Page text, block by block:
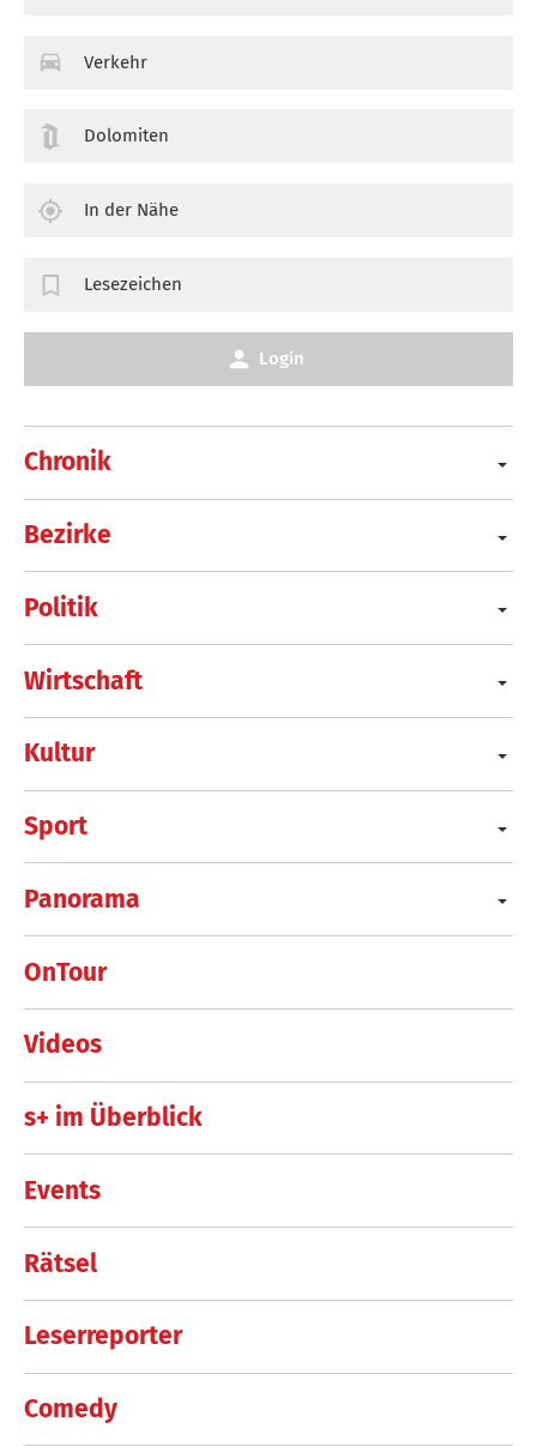
Chronik
Bezirke
Politik
Wirtschaft
Kultur
Sport
Panorama
OnTour
Videos
s+ im Überblick
Events
Rätsel
Leserreporter
Comedy
Verkehr
Dolomiten
In der Nähe
Lesezeichen
Login